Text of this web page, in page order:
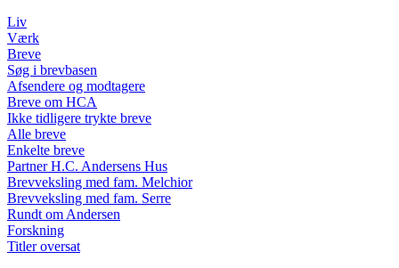
Liv
Værk
Breve
Søg i brevbasen
Afsendere og modtagere
Breve om HCA
Ikke tidligere trykte breve
Alle breve
Enkelte breve
Partner H.C. Andersens Hus
Brevveksling med fam. Melchior
Brevveksling med fam. Serre
Rundt om Andersen
Forskning
Titler oversat